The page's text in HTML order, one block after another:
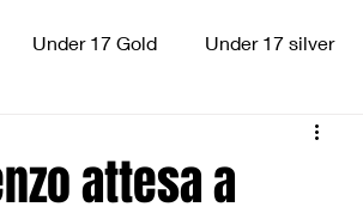
Under 17 Gold Under 17 silver
attesa a